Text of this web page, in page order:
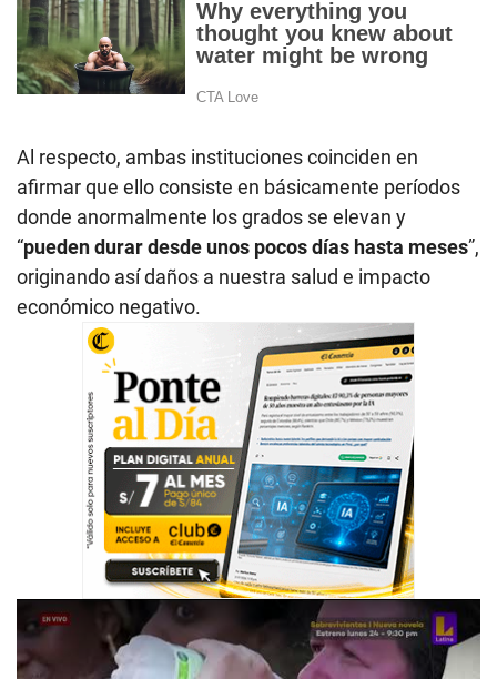
Al respecto, ambas instituciones coinciden en
afirmar que ello consiste en básicamente períodos
donde anormalmente los grados se elevan y
“pueden durar desde unos pocos días hasta meses”,
originando así daños a nuestra salud e impacto
económico negativo.